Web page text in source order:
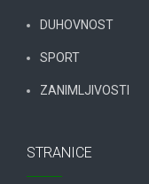
DUHOVNOST
SPORT
ZANIMLJIVOSTI
STRANICE